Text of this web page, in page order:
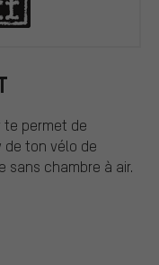
te permet de
de ton vélo de
sans chambre à air.